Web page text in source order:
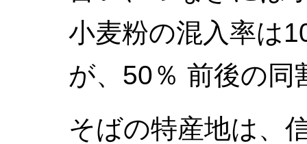
小麦粉の混入率は
が、50％ 前後の同
そばの特産地は、